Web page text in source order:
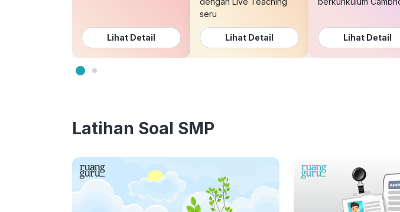
Lihat Detail
seru
Lihat Detail Lihat Detail
Latihan Soal SMP